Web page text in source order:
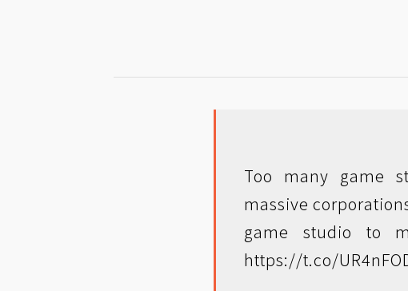
Too many game
massive
game studio to
https://t.co/